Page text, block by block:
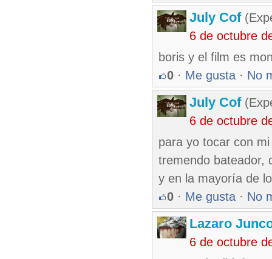
July Cof
6 de octubre
boris y el film es
0 · Me gusta · No
July Cof
6 de octubre
para yo tocar con
tremendo bateador,
y en la mayoría de
0 · Me gusta · No
Lazaro
6 de octubre